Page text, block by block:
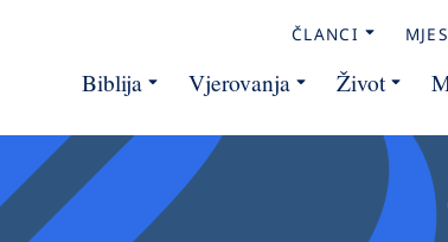
ČLANCI
Biblija Vjerovanja Život